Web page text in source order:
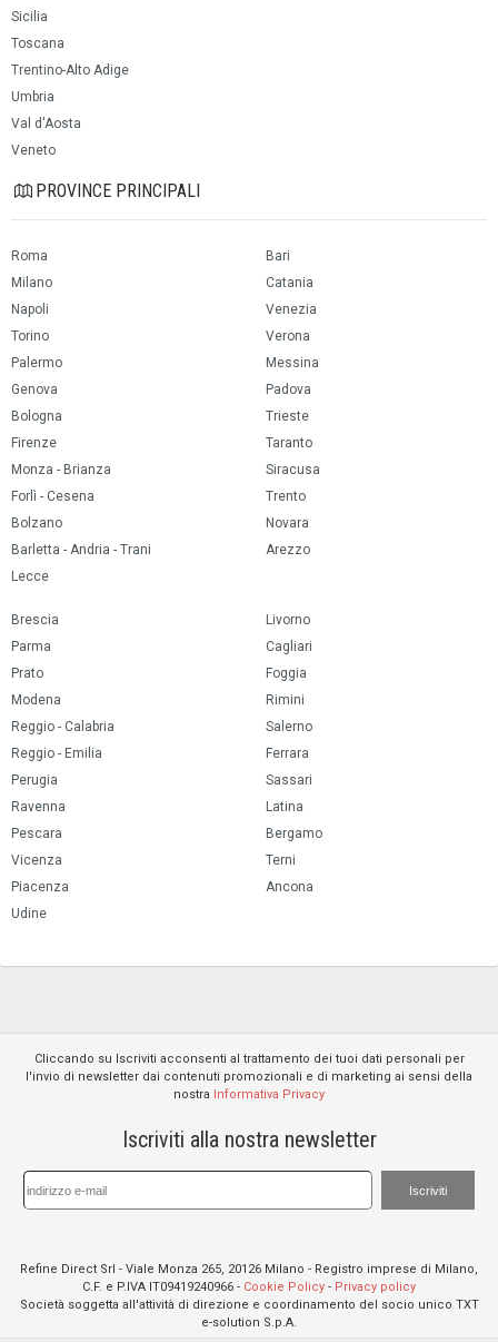
Sicilia
Toscana
Trentino-Alto Adige
Umbria
Val d'Aosta
Veneto
PROVINCE PRINCIPALI
Roma
Milano
Napoli
Torino
Palermo
Genova
Bologna
Firenze
Monza - Brianza
Forlì - Cesena
Bolzano
Barletta - Andria - Trani
Lecce
Bari
Catania
Venezia
Verona
Messina
Padova
Trieste
Taranto
Siracusa
Trento
Novara
Arezzo
Brescia
Parma
Prato
Modena
Reggio - Calabria
Reggio - Emilia
Perugia
Ravenna
Pescara
Vicenza
Piacenza
Udine
Livorno
Cagliari
Foggia
Rimini
Salerno
Ferrara
Sassari
Latina
Bergamo
Terni
Ancona
Cliccando su Iscriviti acconsenti al trattamento dei tuoi dati personali per
l'invio di newsletter dai contenuti promozionali e di marketing ai sensi della
nostra
Informativa Privacy
Iscriviti alla nostra newsletter
Iscriviti
Refine Direct Srl - Viale Monza 265, 20126 Milano - Registro imprese di Milano,
C.F. e P.IVA IT09419240966 - Cookie Policy - Privacy policy
Società soggetta all'attività di direzione e coordinamento del socio unico TXT
e-solution S.p.A.